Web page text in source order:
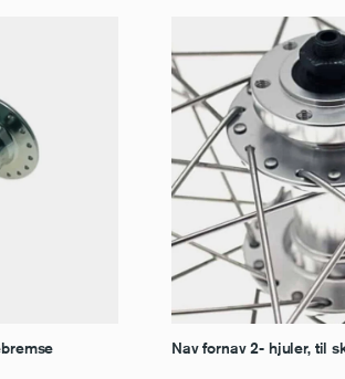
Nav fornav 2- hjuler, til